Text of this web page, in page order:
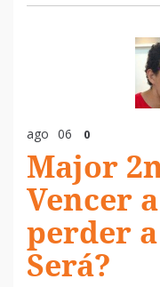
ago 06 0
Major
Vencer
perder
Será?